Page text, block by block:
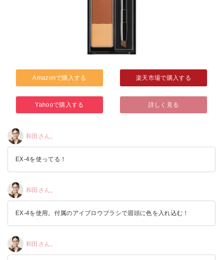
Amazonで購入する 楽天市場で購入する
Yahooで購入する 詳しく見る
和田さん。
EX-4を使ってる！
和田さん。
EX-4を使用。付属のアイブロウブラシで眉頭に色を入れ込む！
和田さん。